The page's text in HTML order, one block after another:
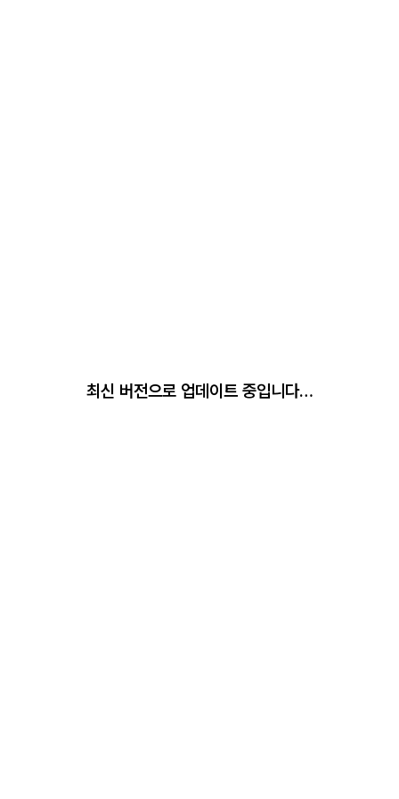
최신 버전으로 업데이트 중입니다…